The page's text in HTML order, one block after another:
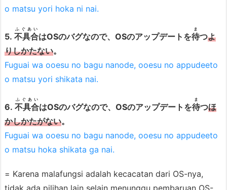
o matsu yori hoka ni nai.
5. 不具合
ふぐあい
はOSのバグなので、OSのアップデートを待
ま
つよ
りしかたない。
Fuguai wa ooesu no bagu nanode, ooesu no appudeeto
o matsu yori shikata nai.
6. 不具合
ふぐあい
はOSのバグなので、OSのアップデートを待
ま
つほ
かしかたがない。
Fuguai wa ooesu no bagu nanode, ooesu no appudeeto
o matsu hoka shikata ga nai.
= Karena malafungsi adalah kecacatan dari OS-nya,